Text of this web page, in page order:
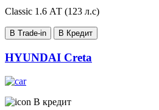
Classic 1.6 АТ (123 л.с)
В Trade-in В Кредит
HYUNDAI Creta
В кредит